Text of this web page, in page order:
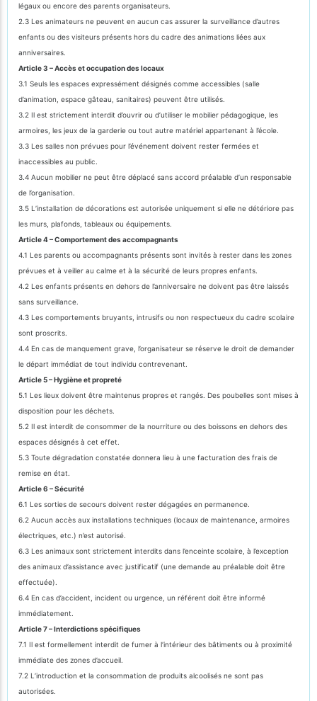
légaux ou encore des parents organisateurs.
2.3 Les animateurs ne peuvent en aucun cas assurer la surveillance d’autres
enfants ou des visiteurs présents hors du cadre des animations liées aux
anniversaires.
Article 3 – Accès et occupation des locaux
3.1 Seuls les espaces expressément désignés comme accessibles (salle
d’animation, espace gâteau, sanitaires) peuvent être utilisés.
3.2 Il est strictement interdit d’ouvrir ou d’utiliser le mobilier pédagogique, les
armoires, les jeux de la garderie ou tout autre matériel appartenant à l’école.
3.3 Les salles non prévues pour l’événement doivent rester fermées et
inaccessibles au public.
3.4 Aucun mobilier ne peut être déplacé sans accord préalable d’un responsable
de l’organisation.
3.5 L’installation de décorations est autorisée uniquement si elle ne détériore pas
les murs, plafonds, tableaux ou équipements.
Article 4 – Comportement des accompagnants
4.1 Les parents ou accompagnants présents sont invités à rester dans les zones
prévues et à veiller au calme et à la sécurité de leurs propres enfants.
4.2 Les enfants présents en dehors de l’anniversaire ne doivent pas être laissés
sans surveillance.
4.3 Les comportements bruyants, intrusifs ou non respectueux du cadre scolaire
sont proscrits.
4.4 En cas de manquement grave, l’organisateur se réserve le droit de demander
le départ immédiat de tout individu contrevenant.
Article 5 – Hygiène et propreté
5.1 Les lieux doivent être maintenus propres et rangés. Des poubelles sont mises à
disposition pour les déchets.
5.2 Il est interdit de consommer de la nourriture ou des boissons en dehors des
espaces désignés à cet effet.
5.3 Toute dégradation constatée donnera lieu à une facturation des frais de
remise en état.
Article 6 – Sécurité
6.1 Les sorties de secours doivent rester dégagées en permanence.
6.2 Aucun accès aux installations techniques (locaux de maintenance, armoires
électriques, etc.) n’est autorisé.
6.3 Les animaux sont strictement interdits dans l’enceinte scolaire, à l’exception
des animaux d’assistance avec justificatif (une demande au préalable doit être
effectuée).
6.4 En cas d’accident, incident ou urgence, un référent doit être informé
immédiatement.
Article 7 – Interdictions spécifiques
7.1 Il est formellement interdit de fumer à l’intérieur des bâtiments ou à proximité
immédiate des zones d’accueil.
7.2 L’introduction et la consommation de produits alcoolisés ne sont pas
autorisées.